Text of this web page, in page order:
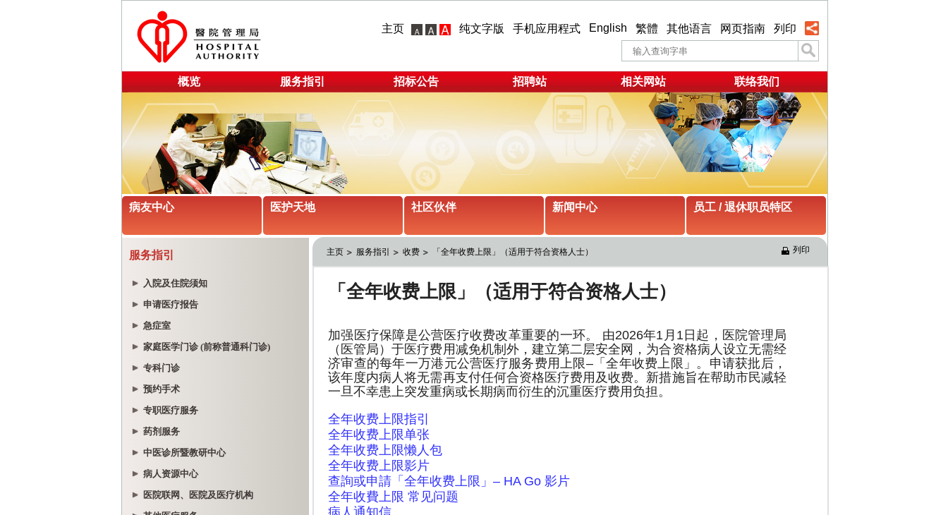
主页 纯文字版 手机应用程式 English 繁體 其他语言 网页指南 列印
概览 服务指引 招标公告 招聘站 相关网站 联络我们
病友中心 医护天地 社区伙伴 新闻中心 员工 / 退休职员特区
服务指引
入院及住院须知
申请医疗报告
急症室
家庭医学门诊 (前称普通科门诊)
专科门诊
预约手术
专职医疗服务
药剂服务
中医诊所暨教研中心
病人资源中心
医院联网、医院及医疗机构
主页 服务指引 收费 「全年收费上限」（适用于符合资格人士） 列印